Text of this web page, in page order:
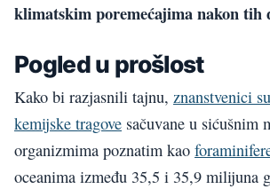
klimatskim poremećajima nakon tih
Pogled u prošlost
Kako bi razjasnili tajnu, znanstvenici
kemijske tragove sačuvane u sićušnim
organizmima poznatim kao
oceanima između 35,5 i 35,9 milijuna